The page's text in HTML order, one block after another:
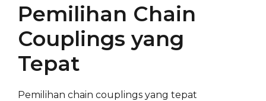
Pemilihan Chain
Couplings yang
Tepat
Pemilihan chain couplings yang tepat